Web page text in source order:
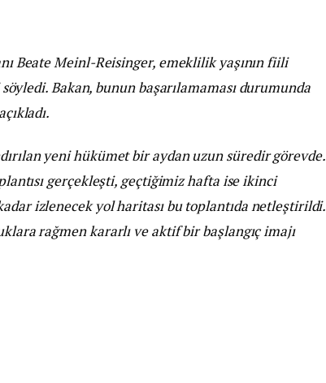
Beate Meinl-Reisinger, emeklilik yaşının fiili
Bakan, bunun başarılamaması durumunda
yeni hükümet bir aydan uzun süredir görevde.
gerçekleşti, geçtiğimiz hafta ise ikinci
izlenecek yol haritası bu toplantıda netleştirildi.
rağmen kararlı ve aktif bir başlangıç imajı